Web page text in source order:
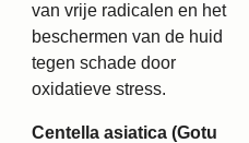
van vrije radicalen en het
beschermen van de huid
tegen schade door
oxidatieve stress.
Centella asiatica (Gotu